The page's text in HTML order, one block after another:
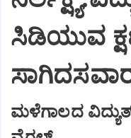
ಸಿಡಿಯುವ
ಮಳೆಗಾಲದ